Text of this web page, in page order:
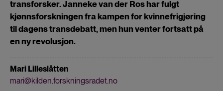
transforsker. Janneke van der Ros har fulgt
kjønnsforskningen fra kampen for kvinnefrigjøring
til dagens transdebatt, men hun venter fortsatt på
en ny revolusjon.
Mari Lilleslåtten
mari@kilden.forskningsradet.no